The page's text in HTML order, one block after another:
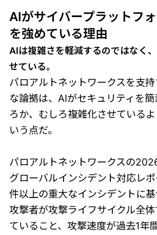
AIがサイバープラットフ
を強めている理由
AIは複雑さを軽減するのではなく
せている。
パロアルトネットワークスを支
な論拠は、AIがセキュリティを簡
ろか、むしろ複雑化させている
いう点だ。
パロアルトネットワークスの
グローバルインシデント対応レ
件以上の重大なインシデントに基
攻撃者が攻撃ライフサイクル全
ていること、攻撃速度が過去1年